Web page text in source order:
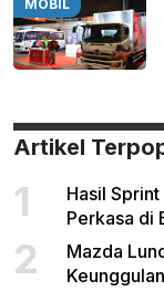
MOBIL
Artikel
1
Hasil
Perkasa di
2
Mazda